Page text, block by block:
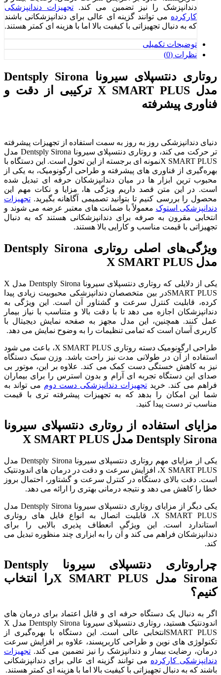
دندانپزشک را نیز تضمین می‌ کند. تجهیزات دندانپزشکی
کارکرده می‌ توانند گزینه‌ ای عالی برای دندانپزشکانی باشند
که به دنبال تجهیزاتی با کیفیت بالا اما با هزینه‌ ای کمتر هستند.
توضیحات تکمیلی
نظرات (0)
روتاری دنتسپلای سیرونا Dentsply Sirona
مدل X SMART PLUS ترکیبی از دقت و
فناوری پیشرفته
دنیای دندانپزشکی روز به ‌روز به سمت استفاده از تجهیزات پیشرفته
‌تر حرکت می ‌کند، و روتاری دنتسپلای سیرونا Dentsply Sirona مدل
X SMART PLUSنمونه ‌ای برجسته از این تحول است. این دستگاه با
بهره‌گیری از فناوری ‌های پیشرفته و طراحی ارگونومیک، به یکی از
محبوب‌ ترین ابزار ها در میان دندانپزشکان حرفه ‌ای تبدیل شده
است. در این متن قصد داریم ویژگی‌ ها، مزایا و نکات مهم این
محصول را بررسی کنیم تا بتوانید تصمیمی آگاهانه بگیرید. تجهیزات
دندانپزشکی استوک معمولاً با ضمانت‌ های معتبر عرضه می‌ شوند و
انتخابی مقرون به صرفه برای دندانپزشکانی هستند که به دنبال
تجهیزاتی با قیمت مناسب و کارایی بالا هستند.
ویژگی‌های اصلی روتاری Dentsply Sirona
مدل X SMART PLUS
یکی از دلایلی که روتاری دنتسپلای سیرونا Dentsply Sirona مدل X
SMART PLUSدر بین متخصصان دندانپزشکی محبوبیت زیادی پیدا
کرده، قابلیت کنترل سرعت و گشتاور آن است. این ویژگی به
دندانپزشکان اجازه می ‌دهد تا با دقت بالا و متناسب با نیاز بیمار
عمل کنند. همچنین، این مدل مجهز به صفحه ‌نمایش دیجیتال با
کاربری آسان است که تمامی تنظیمات را به ‌وضوح نمایش می‌ دهد.
طراحی ارگونومیک دسته روتاری X SMART PLUS، باعث می‌ شود
استفاده از آن در طولانی ‌مدت نیز راحت باشد. وزن سبک دستگاه
نیز به کاهش خستگی دست کمک می‌ کند. علاوه بر این، موتور بی
‌صدای این دستگاه تجربه‌ ای آرام و بدون استرس را برای بیماران
فراهم می‌ کند. خرید تجهیزات دندانپزشکی دست دوم می‌ تواند به
شما این امکان را بدهد که به تجهیزات پیشرفته‌ تری با قیمت
مناسب‌ تر دست پیدا کنید.
مزایای استفاده از روتاری دنتسپلای سیرونا
Dentsply Sirona مدل X SMART PLUS
یکی از مزایای مهم روتاری دنتسپلای سیرونا Dentsply Sirona مدل
X SMART PLUS، افزایش سرعت و دقت در درمان‌ های اندودنتیک
است. دقت بالای دستگاه در کنترل سرعت و گشتاور، احتمال بروز
خطا را کاهش می ‌دهد و نتیجه درمانی بهتری را ارائه می ‌دهد.
یکی دیگر از مزایای روتاری دنتسپلای سیرونا Dentsply Sirona مدل
X SMART PLUS، قابلیت اتصال به انواع فایل ‌های روتاری
استاندارد است. این ویژگی انعطاف ‌پذیری بالایی را برای
دندانپزشکان فراهم می‌ کند و آن را به ابزاری چند منظوره تبدیل می‌
کند.
چراروتاری دنتسپلای سیرونا Dentsply
Sirona مدل X SMART PLUSرا انتخاب
کنیم؟
اگر به دنبال یک دستگاه حرفه ‌ای و قابل ‌اعتماد برای درمان ‌های
اندودنتیک هستید، روتاری دنتسپلای سیرونا Dentsply Sirona مدل X
SMART PLUSانتخابی عالی است. این دستگاه با بهره‌گیری از
تکنولوژی ‌های نوین و طراحی کاربرپسند، علاوه بر افزایش سرعت
درمان، رضایت بیمار و دندانپزشک را نیز تضمین می‌ کند. تجهیزات
دندانپزشکی کارکرده می‌ توانند گزینه‌ ای عالی برای دندانپزشکانی
باشند که به دنبال تجهیزاتی با کیفیت بالا اما با هزینه‌ ای کمتر هستند.